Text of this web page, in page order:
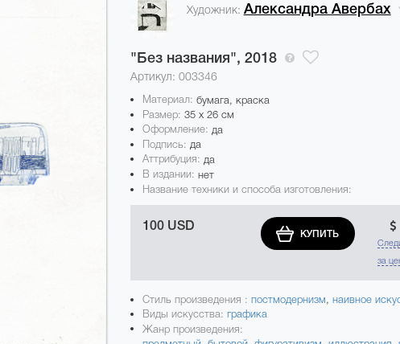
Художник: Александра Авербах
"Без названия", 2018
Артикул: 003346
Материал: бумага, краска
Размер: 35 x 26 см
Оформление: да
Подпись: да
Аттрибуция: да
В издании: нет
Название техники и способа изготовления:
100 USD
КУПИТЬ
за
Стиль произведения : постмодернизм, наивное
Виды искусства: графика
Жанр произведения: